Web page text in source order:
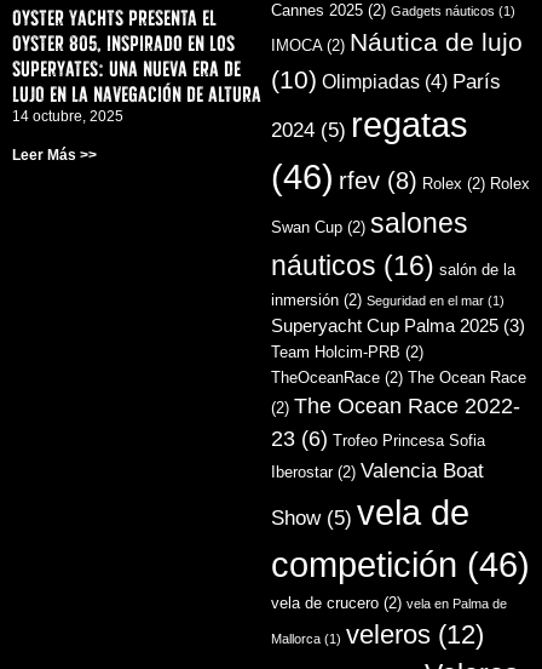
Oyster Yachts presenta el
Oyster 805, inspirado en los
superyates: una nueva era de
lujo en la navegación de altura
14 octubre, 2025
Leer Más >>
Cannes 2025 (2) Gadgets náuticos (1)
IMOCA(2) Náutica de lujo
(10) Olimpiadas (4) París
2024 (5) regatas
(46) rfev (8) Rolex (2) Rolex
Swan Cup (2) salones
náuticos (16) salón de la
inmersión (2) Seguridad en el mar (1)
Superyacht Cup Palma 2025 (3)
Team Holcim-PRB (2)
TheOceanRace (2) The Ocean Race
(2) The Ocean Race 2022-
23 (6) Trofeo Princesa Sofia
Iberostar(2) Valencia Boat
Show(5) vela de
competición (46)
vela de crucero (2) vela en Palma de
Mallorca (1) veleros (12)